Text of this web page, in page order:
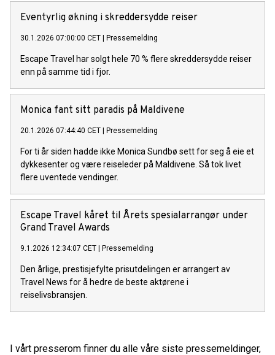
Eventyrlig økning i skreddersydde reiser
30.1.2026 07:00:00 CET Pressemelding
Escape Travel har solgt hele 70 % flere skreddersydde reiser
enn på samme tid i fjor.
Monica fant sitt paradis på Maldivene
20.1.2026 07:44:40 CET Pressemelding
For ti år siden hadde ikke Monica Sundbø sett for seg å eie et
dykkesenter og være reiseleder på Maldivene. Så tok livet
flere uventede vendinger.
Escape Travel kåret til Årets spesialarrangør under
Grand Travel Awards
9.1.2026 12:34:07 CET Pressemelding
Den årlige, prestisjefylte prisutdelingen er arrangert av
Travel News for å hedre de beste aktørene i
reiselivsbransjen.
I vårt presserom finner du alle våre siste pressemeldinger,